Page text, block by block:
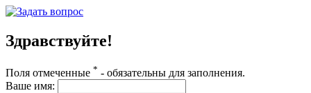
Здравствуйте!
Поля отмеченные * - обязательны для заполнения.
Ваше имя: